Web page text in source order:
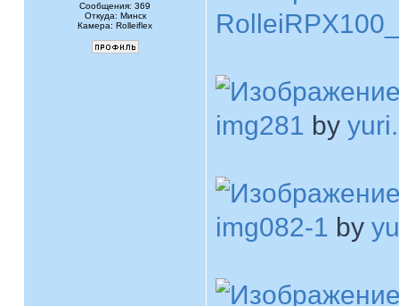
Сообщения: 369
Откуда: Минск
Камера: Rolleiflex
img281 by
img082-1 by